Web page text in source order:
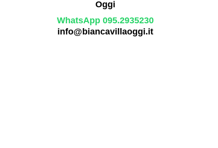
WhatsApp 095.2935230
info@biancavillaoggi.it